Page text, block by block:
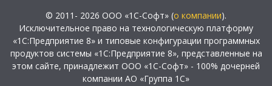
© 2011- 2026 ООО «1С-Софт» (о компании).
Исключительное право на технологическую платформу
«1С:Предприятие 8» и типовые конфигурации программных
продуктов системы «1С:Предприятие 8», представленные на
этом сайте, принадлежит ООО «1С-Софт» - 100% дочерней
компании АО «Группа 1С»